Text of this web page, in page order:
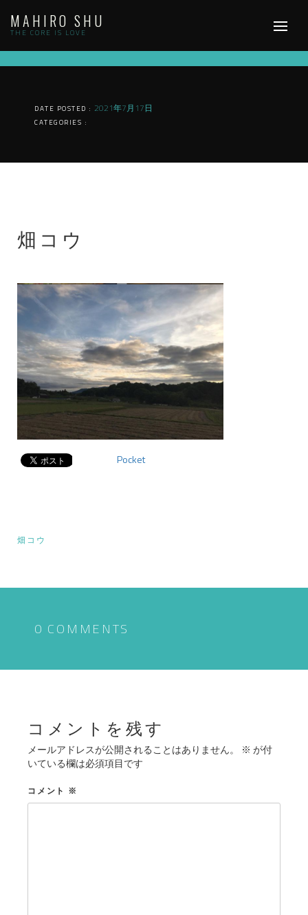
content
MAHIRO SHU
THE CORE IS LOVE
DATE POSTED : 2021年7月17日
CATEGORIES :
畑コウ
Pocket
投
ナ
シ
畑コウ
0 COMMENTS
コメントを残す
メールアドレスが公開されることはありません。 ※ が付
いている欄は必須項目です
コメント ※